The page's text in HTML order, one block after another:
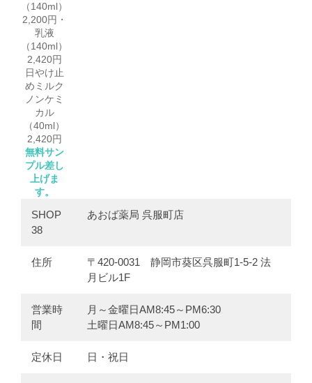
（140ml）
2,200円・
乳液
（140ml）
2,420円
日やけ止
めミルク
ノンケミ
カル
（40ml）
2,420円
無料サン
プル差し
上げま
す。
SHOP
38
あおば薬局 呉服町店
住所
〒420-0031 静岡市葵区呉服町1-5-2 法
月ビル1F
営業時
間
月～金曜日AM8:45～PM6:30
土曜日AM8:45～PM1:00
定休日 日・祝日